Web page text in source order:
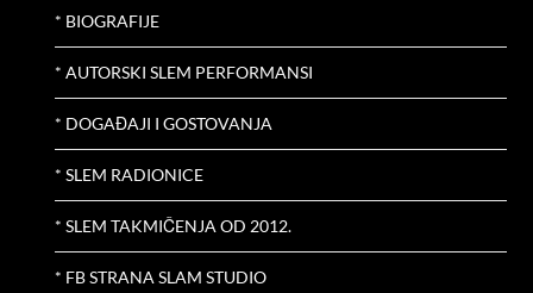
* BIOGRAFIJE
* AUTORSKI SLEM PERFORMANSI
* DOGAĐAJI I GOSTOVANJA
* SLEM RADIONICE
* SLEM TAKMIČENJA OD 2012.
* FB STRANA SLAM STUDIO